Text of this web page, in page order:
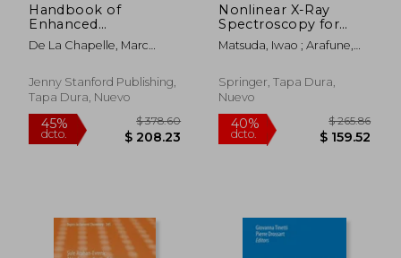
Handbook of
Enhanced
Spectroscopy (en
Inglés)
De La Chapelle, Marc
Giuseppe ; Lidgi-Guigui,
Nathalie
Jenny Stanford Publishing,
Tapa Dura, Nuevo
Nonlinear X-Ray
Spectroscopy for
Materials Science (en
Inglés)
Matsuda, Iwao ; Arafune,
Springer, Tapa Dura,
Nuevo